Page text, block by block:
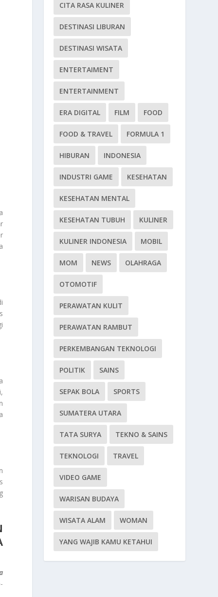
CITA RASA KULINER
DESTINASI LIBURAN
DESTINASI WISATA
ENTERTAIMENT
ENTERTAINMENT
ERA DIGITAL FILM FOOD
FOOD & TRAVEL FORMULA 1
HIBURAN INDONESIA
INDUSTRI GAME KESEHATAN
KESEHATAN MENTAL
KESEHATAN TUBUH KULINER
KULINER INDONESIA MOBIL
MOM NEWS OLAHRAGA
OTOMOTIF
PERAWATAN KULIT
PERAWATAN RAMBUT
PERKEMBANGAN TEKNOLOGI
POLITIK SAINS
SEPAK BOLA SPORTS
SUMATERA UTARA
TATA SURYA TEKNO & SAINS
TEKNOLOGI TRAVEL
VIDEO GAME
WARISAN BUDAYA
WISATA ALAM WOMAN
YANG WAJIB KAMU KETAHUI